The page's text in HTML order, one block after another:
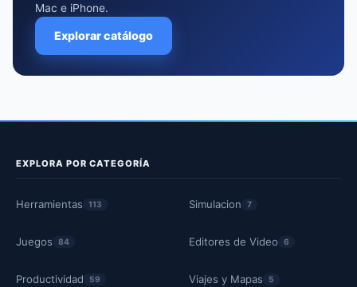
Mac e iPhone.
Explorar catálogo
EXPLORA POR CATEGORÍA
Herramientas 113
Juegos 84
Productividad 59
Simulacion 7
Editores de Video 6
Viajes y Mapas 5